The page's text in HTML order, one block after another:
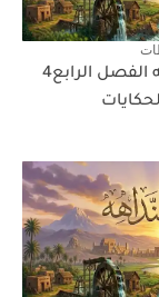
قصة النداهه الفصل الرابع4